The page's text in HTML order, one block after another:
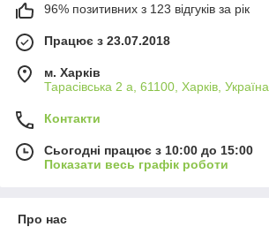
96% позитивних з 123 відгуків за рік
Працює з 23.07.2018
м. Харків
Тарасівська 2 а, 61100, Харків, Україна
Контакти
Сьогодні працює з 10:00 до 15:00
Показати весь графік роботи
Про нас